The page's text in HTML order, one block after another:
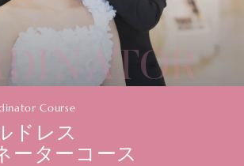
Course
ドレス
ーターコース